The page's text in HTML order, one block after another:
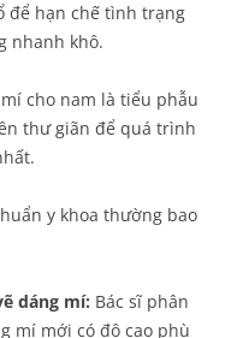
để hạn chế tình trạng
nhanh khô.
cho nam là tiểu phẫu
thư giãn để quá trình
y khoa thường bao
dáng mí: Bác sĩ phân
mí mới có độ cao phù